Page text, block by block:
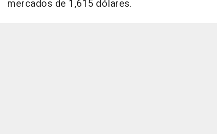
mercados de 1,615 dólares.